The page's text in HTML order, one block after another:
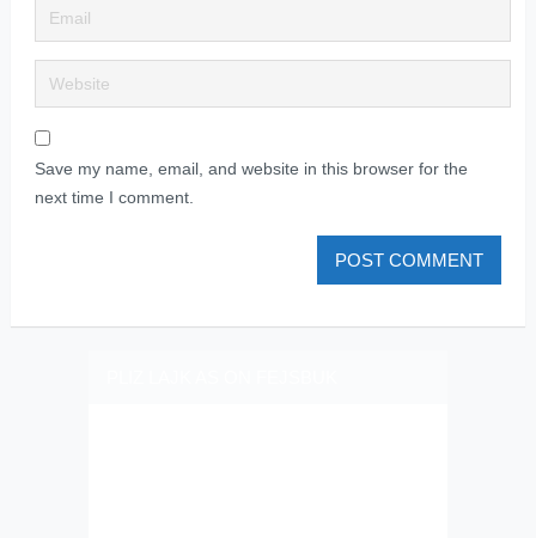
Save my name, email, and website in this browser for the
next time I comment.